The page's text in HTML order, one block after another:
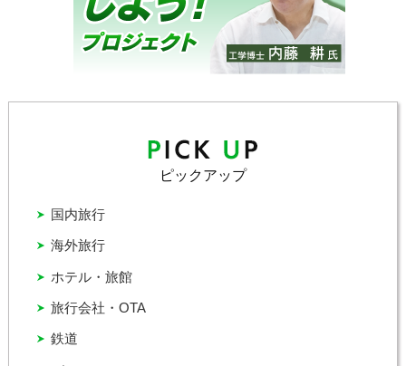
ピックアップ
ホテル・旅館
国内旅行
旅行会社・OTA
海外旅行
鉄道